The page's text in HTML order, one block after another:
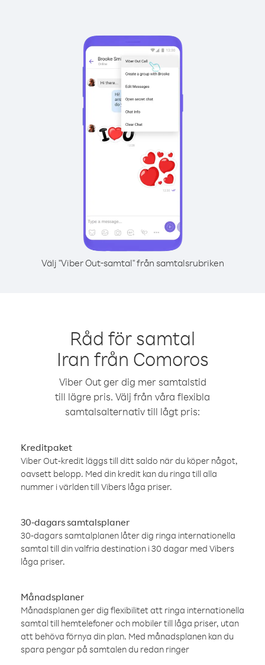
Välj "Viber Out-samtal" från samtalsrubriken
Råd för samtal
Iran från Comoros
Viber Out ger dig mer samtalstid
till lägre pris. Välj från våra flexibla
samtalsalternativ till lågt pris:
Kreditpaket
Viber Out-kredit läggs till ditt saldo när du köper något,
oavsett belopp. Med din kredit kan du ringa till alla
nummer i världen till Vibers låga priser.
30-dagars samtalsplaner
30-dagars samtalplanen låter dig ringa internationella
samtal till din valfria destination i 30 dagar med Vibers
låga priser.
Månadsplaner
Månadsplanen ger dig flexibilitet att ringa internationella
samtal till hemtelefoner och mobiler till låga priser, utan
att behöva förnya din plan. Med månadsplanen kan du
spara pengar på samtalen du redan ringer